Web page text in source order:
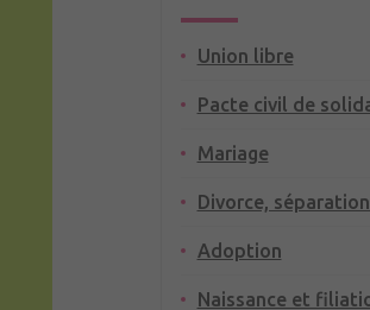
Union libre
Pacte civil de
Mariage
Divorce,
Adoption
Naissance et